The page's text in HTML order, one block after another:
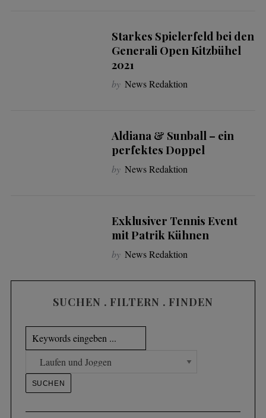
Starkes Spielerfeld bei den
Generali Open Kitzbühel
2021
by News Redaktion
Aldiana & Sunball – ein
perfektes Doppel
by News Redaktion
Exklusiver Tennis Event
mit Patrik Kühnen
by News Redaktion
SUCHEN . FILTERN . FINDEN